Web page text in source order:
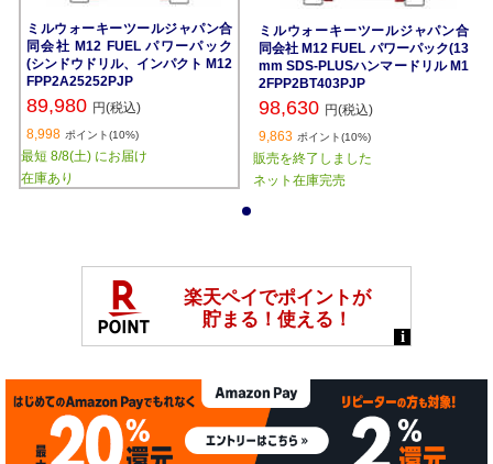
ミルウォーキーツールジャパン合
同会社 M12 FUEL パワーパック
(シンドウドリル、インパクト M12
FPP2A25252PJP
89,980 円(税込)
8,998 ポイント(10%)
最短 8/8(土) にお届け
在庫あり
ミルウォーキーツールジャパン合
同会社 M12 FUEL パワーパック(13
mm SDS-PLUSハンマードリル M1
2FPP2BT403PJP
98,630 円(税込)
9,863 ポイント(10%)
販売を終了しました
ネット在庫完売